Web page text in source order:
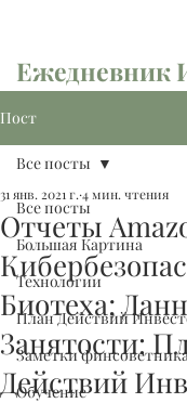
Ежедневник
Пост
Все посты
Большая Картина
Технологии
План Действий
Заметки
Обучение
Все посты
Отчеты
Биотеха;
Занятости:
Действий
31 янв. 2021 г. 4 мин. чтения